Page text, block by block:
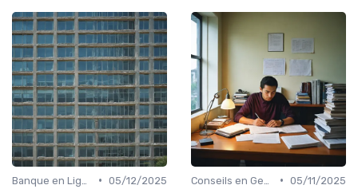
• 05/12/2025
• 05/11/2025